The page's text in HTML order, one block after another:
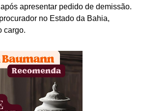
apresentar pedido de demissão.
no Estado da Bahia,
cargo.